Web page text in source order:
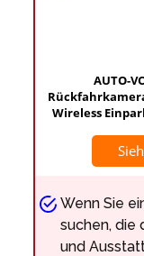
AUTO-
Wireless
Wenn Sie
suchen, die
und